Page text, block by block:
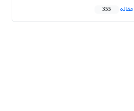
355